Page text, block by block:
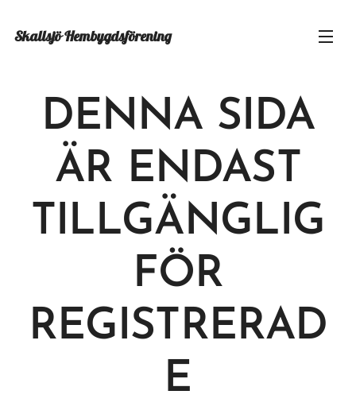
SkallsjöHembygdsförening
DENNA SIDA
ÄR ENDAST
TILLGÄNGLIG
FÖR
REGISTRERAD
E